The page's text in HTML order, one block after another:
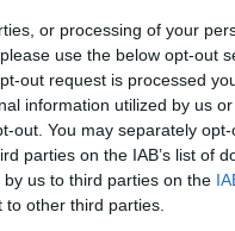
or processing of your
use the below opt-out
out request is processed
information utilized by us
out. You may separately
parties on the IAB’s list of
us to third parties on the
other third parties.
que l’on
berline 200C EV
de bonnes